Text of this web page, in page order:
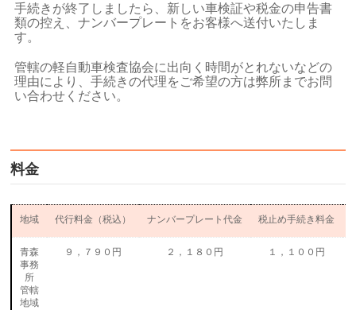
手続きが終了しましたら、新しい車検証や税金の申告書
類の控え、ナンバープレートをお客様へ送付いたしま
す。
管轄の軽自動車検査協会に出向く時間がとれないなどの
理由により、手続きの代理をご希望の方は弊所までお問
い合わせください。
料金
地域 代行料金（税込） ナンバープレート代金 税止め手続き料金
青森
事務
所
管轄
地域
９，７９０円 ２，１８０円 １，１００円